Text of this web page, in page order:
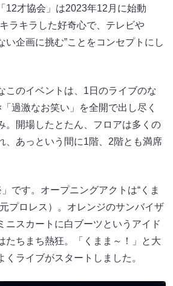
12才協会」は2023年12月に始動
ラキラした好奇心で、テレビや
い企画に挑む”ことをコンセプトにし
このイベントは、1日のライブのな
過激なお笑い」を全開で出し尽く
。開場したとたん、フロアは多くの
、あっという間に1階、2階とも満席
です。オープニングアクトは“くま
プロレス）。オレンジのサンバイザ
ニスカートに白ブーツというアイド
たちまち熱狂。「くまま～！」と大
くライブがスタートしました。